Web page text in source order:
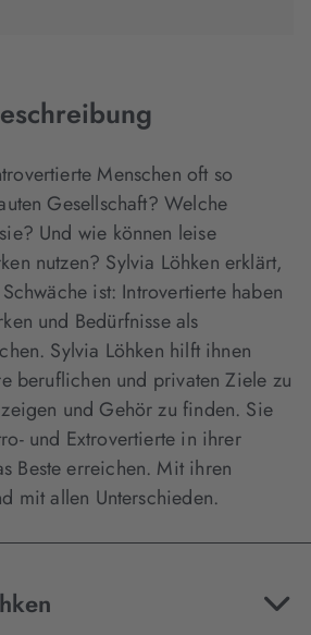
Menschen oft so
Gesellschaft? Welche
Und wie können leise
nutzen? Sylvia Löhken erklärt,
ist: Introvertierte haben
und Bedürfnisse als
Sylvia Löhken hilft ihnen
beruflichen und privaten Ziele zu
und Gehör zu finden. Sie
und Extrovertierte in ihrer
Beste erreichen. Mit ihren
mit allen Unterschieden.